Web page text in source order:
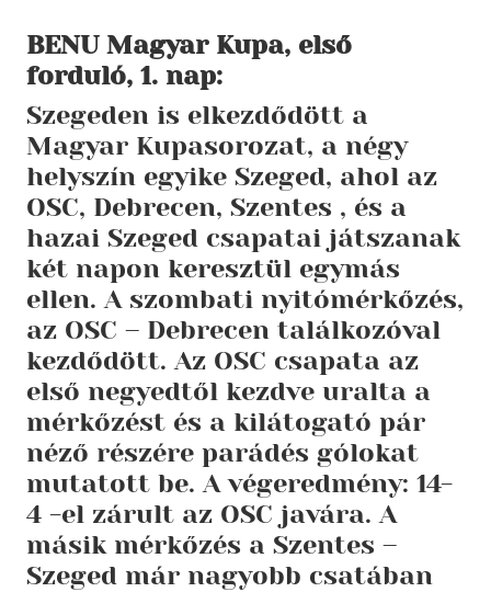
BENU Magyar Kupa, első
forduló, 1. nap:
Szegeden is elkezdődött a
Magyar Kupasorozat, a négy
helyszín egyike Szeged, ahol az
OSC, Debrecen, Szentes , és a
hazai Szeged csapatai játszanak
két napon keresztül egymás
ellen. A szombati nyitómérkőzés,
az OSC – Debrecen találkozóval
kezdődött. Az OSC csapata az
első negyedtől kezdve uralta a
mérkőzést és a kilátogató pár
néző részére parádés gólokat
mutatott be. A végeredmény: 14-
4 -el zárult az OSC javára. A
másik mérkőzés a Szentes –
Szeged már nagyobb csatában